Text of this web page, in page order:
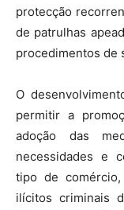
protecção
de patrulhas
procedimentos de
O
permitir a
adoção das
necessidades e
tipo de
ilícitos criminais